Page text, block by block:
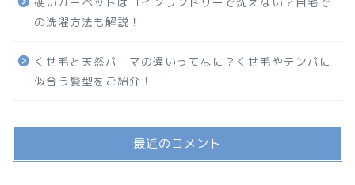
の洗濯方法も解説！
くせ毛と天然パーマの違いってなに？くせ毛やテンパに
似合う髪型をご紹介！
最近のコメント